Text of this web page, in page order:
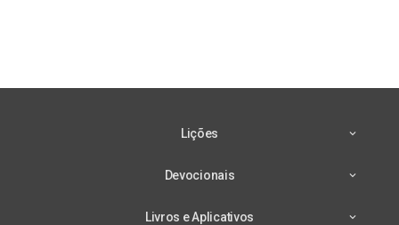
Lições
Devocionais
Livros e Aplicativos